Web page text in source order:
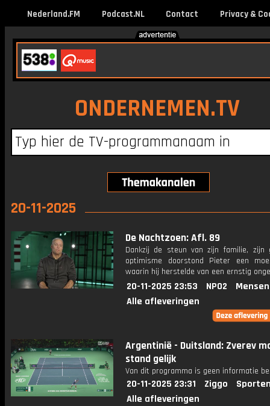
Nederland.FM Podcast.NL Contact Privacy &
ONDERNEMEN.TV
20-11-2025
De Nachtzoen: Afl. 89
Dankzij de steun van zijn familie, zijn
optimisme doorstond Pieter een
waarin hij herstelde van een ernstig
20-11-2025 23:53 NPO2
Alle afleveringen
Argentinië - Duitsland: Zverev
stand gelijk
Van dit programma is geen informatie
20-11-2025 23:31 Ziggo
Alle afleveringen